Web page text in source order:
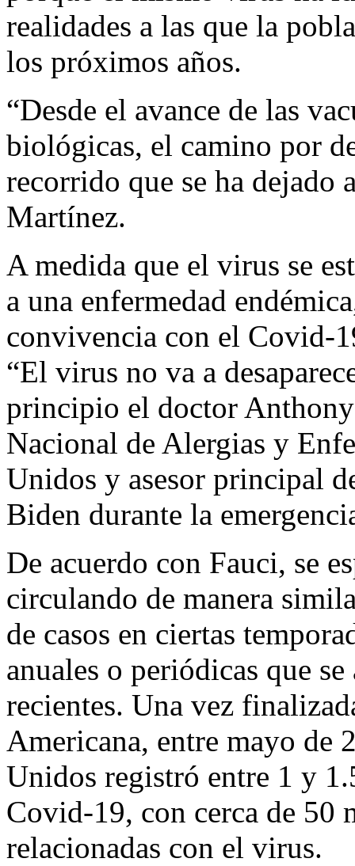
realidades a las que la
los próximos años.
“Desde el avance de las
biológicas, el camino por
recorrido que se ha dejado
Martínez.
A medida que el virus se
a una enfermedad
convivencia con el Covid-
“El virus no va a
principio el doctor
Nacional de Alergias y
Unidos y asesor principal
Biden durante la
De acuerdo con Fauci, se
circulando de manera
de casos en ciertas
anuales o periódicas que
recientes. Una vez
Americana, entre mayo de
Unidos registró entre 1 y
Covid-19, con cerca de 50
relacionadas con el virus.